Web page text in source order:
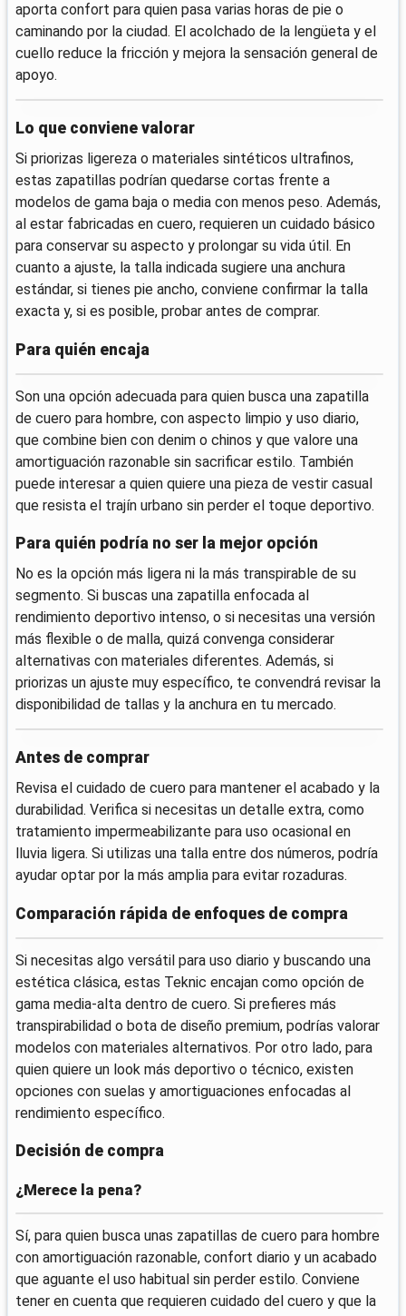
aporta confort para quien pasa varias horas de pie o
caminando por la ciudad. El acolchado de la lengüeta y el
cuello reduce la fricción y mejora la sensación general de
apoyo.
Lo que conviene valorar
Si priorizas ligereza o materiales sintéticos ultrafinos,
estas zapatillas podrían quedarse cortas frente a
modelos de gama baja o media con menos peso. Además,
al estar fabricadas en cuero, requieren un cuidado básico
para conservar su aspecto y prolongar su vida útil. En
cuanto a ajuste, la talla indicada sugiere una anchura
estándar, si tienes pie ancho, conviene confirmar la talla
exacta y, si es posible, probar antes de comprar.
Para quién encaja
Son una opción adecuada para quien busca una zapatilla
de cuero para hombre, con aspecto limpio y uso diario,
que combine bien con denim o chinos y que valore una
amortiguación razonable sin sacrificar estilo. También
puede interesar a quien quiere una pieza de vestir casual
que resista el trajín urbano sin perder el toque deportivo.
Para quién podría no ser la mejor opción
No es la opción más ligera ni la más transpirable de su
segmento. Si buscas una zapatilla enfocada al
rendimiento deportivo intenso, o si necesitas una versión
más flexible o de malla, quizá convenga considerar
alternativas con materiales diferentes. Además, si
priorizas un ajuste muy específico, te convendrá revisar la
disponibilidad de tallas y la anchura en tu mercado.
Antes de comprar
Revisa el cuidado de cuero para mantener el acabado y la
durabilidad. Verifica si necesitas un detalle extra, como
tratamiento impermeabilizante para uso ocasional en
lluvia ligera. Si utilizas una talla entre dos números, podría
ayudar optar por la más amplia para evitar rozaduras.
Comparación rápida de enfoques de compra
Si necesitas algo versátil para uso diario y buscando una
estética clásica, estas Teknic encajan como opción de
gama media-alta dentro de cuero. Si prefieres más
transpirabilidad o bota de diseño premium, podrías valorar
modelos con materiales alternativos. Por otro lado, para
quien quiere un look más deportivo o técnico, existen
opciones con suelas y amortiguaciones enfocadas al
rendimiento específico.
Decisión de compra
¿Merece la pena?
Sí, para quien busca unas zapatillas de cuero para hombre
con amortiguación razonable, confort diario y un acabado
que aguante el uso habitual sin perder estilo. Conviene
tener en cuenta que requieren cuidado del cuero y que la